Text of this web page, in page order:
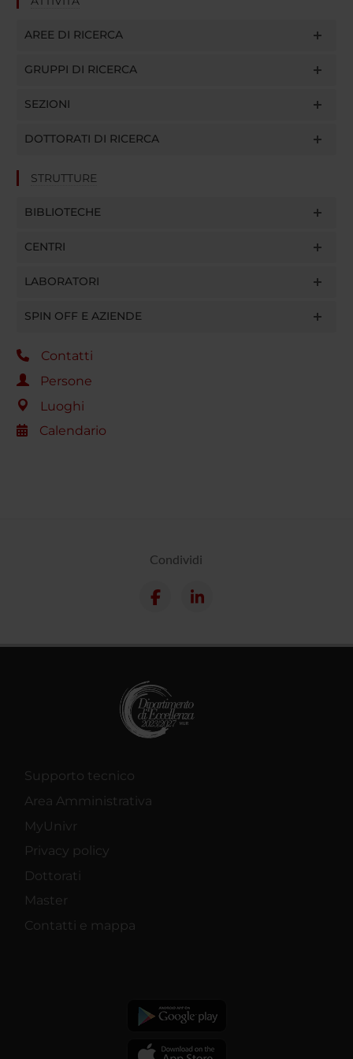
AREE DI RICERCA
GRUPPI DI RICERCA
SEZIONI
DOTTORATI DI RICERCA
STRUTTURE
BIBLIOTECHE
CENTRI
LABORATORI
SPIN OFF E AZIENDE
Contatti
Persone
Luoghi
Calendario
Condividi
Supporto tecnico
Area Amministrativa
MyUnivr
Privacy policy
Dottorati
Master
Contatti e mappa